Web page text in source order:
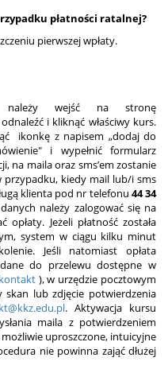
płatności ratalnej?
pierwszej wpłaty.
wejść na stronę
i kliknąć właściwy kurs.
ikonkę z napisem „dodaj do
i wypełnić formularz
na maila oraz sms’em zostanie
przypadku, kiedy mail lub/i sms
klienta pod nr telefonu 44 34
należy zalogować się na
Jeżeli płatność została
system w ciągu kilku minut
Jeśli natomiast opłata
do przelewu dostępne w
), w urzędzie pocztowym
skan lub zdjęcie potwierdzenia
. Aktywacja kursu
maila z potwierdzeniem
uproszczone, intuicyjne
nie powinna zająć dłużej